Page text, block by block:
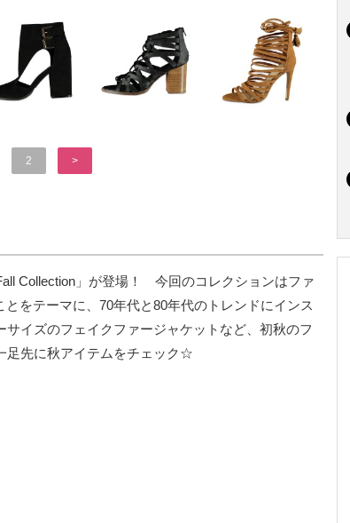
2 >
Collection」が登場！ 今回のコレクションはファ
とをテーマに、70年代と80年代のトレンドにインス
イズのフェイクファージャケットなど、初秋のフ
足先に秋アイテムをチェック☆